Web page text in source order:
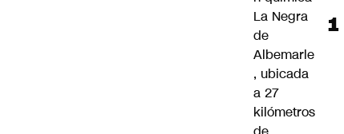
La Negra
de
Albemarle
, ubicada
a 27
kilómetros